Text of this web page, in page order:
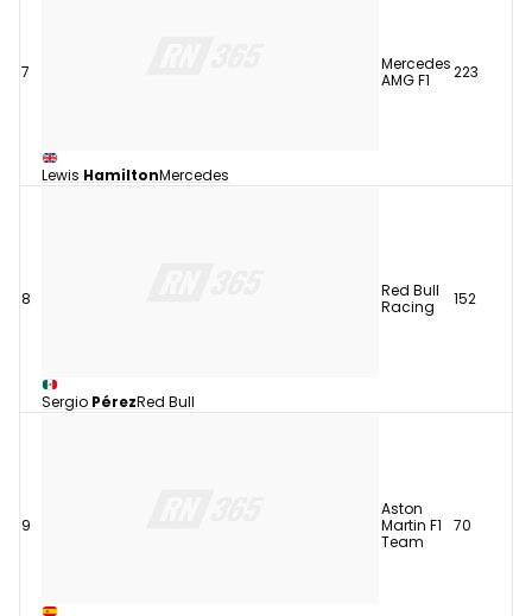
7
Lewis HamiltonMercedes
Mercedes
AMG F1
223
8
Sergio PérezRed Bull
Red Bull
Racing
152
9
Aston
Martin F1
Team
70